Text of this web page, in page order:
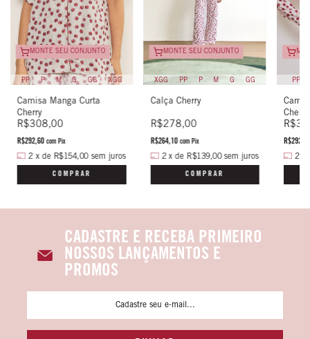
MONTE SEU CONJUNTO
PP P M G GG XGG
Camisa Manga Curta
Cherry
R$308,00
R$292,60com Pix
2 xde R$154,00 sem juros
COMPRAR
MONTE SEU CONJUNTO
XGG PP P M G GG
Calça Cherry
R$278,00
R$264,10com Pix
2 xde R$139,00 sem juros
COMPRAR
PP
Cherry
2
CADASTRE E RECEBA PRIMEIRO
NOSSOS LANÇAMENTOS E
PROMOS